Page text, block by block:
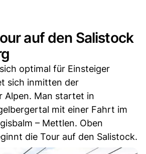
auf den Salistock
optimal für Einsteiger
sich inmitten der
Alpen. Man startet in
mit einer Fahrt im
– Mettlen. Oben
die Tour auf den Salistock.